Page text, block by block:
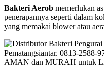
Bakteri Aerob memerlukan
penerapannya seperti dalam
yang memakai blower atau